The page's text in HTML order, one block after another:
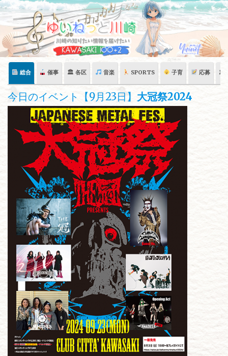
Skip
content
総合 催事 🏛 各区 音楽 SPORTS 子育 応募 🏛
今日のイベント【9月23日】 ⼤冠祭2024